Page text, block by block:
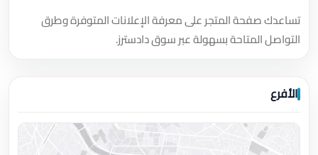
تساعدك صفحة المتجر على معرفة الإعلانات المتوفرة وطرق
التواصل المتاحة بسهولة عبر سوق دادسترز.
الأفرع